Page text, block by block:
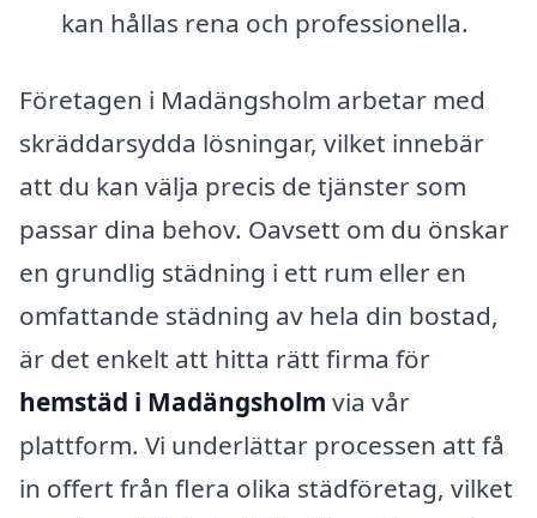
kan hållas rena och professionella.
Företagen i Madängsholm arbetar med
skräddarsydda lösningar, vilket innebär
att du kan välja precis de tjänster som
passar dina behov. Oavsett om du önskar
en grundlig städning i ett rum eller en
omfattande städning av hela din bostad,
är det enkelt att hitta rätt firma för
hemstäd i Madängsholm via vår
plattform. Vi underlättar processen att få
in offert från flera olika städföretag, vilket